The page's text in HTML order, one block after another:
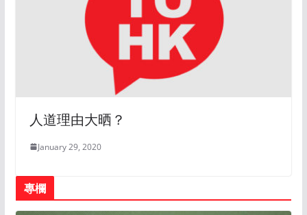
人道理由大晒？
January 29, 2020
專欄